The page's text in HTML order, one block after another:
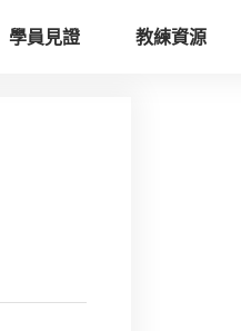
學員見證 教練資源